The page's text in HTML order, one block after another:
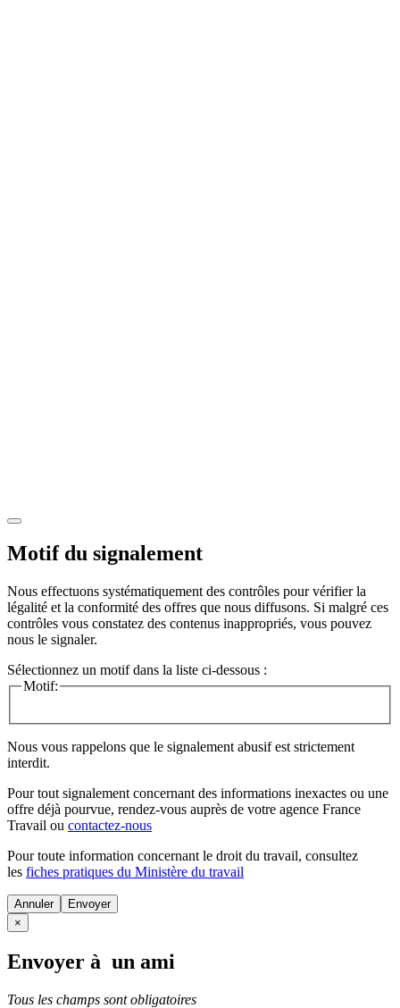
Motif du signalement
Nous effectuons systématiquement des contrôles pour vérifier la
légalité et la conformité des offres que nous diffusons. Si malgré ces
contrôles vous constatez des contenus inappropriés, vous pouvez
nous le signaler.
Sélectionnez un motif dans la liste ci-dessous :
Motif:
Nous vous rappelons que le signalement abusif est strictement
interdit.
Pour tout signalement concernant des informations inexactes ou une
offre déjà pourvue, rendez-vous auprès de votre agence France
Travail ou contactez-nous
Pour toute information concernant le droit du travail, consultez
les fiches pratiques du Ministère du travail
Annuler
×
Envoyer à un ami
Tous les champs sont obligatoires